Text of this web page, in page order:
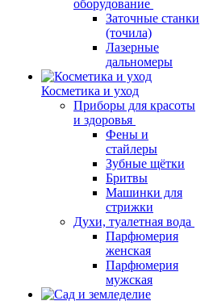
оборудование
Заточные станки
(точила)
Лазерные
дальномеры
Косметика и уход
Приборы для красоты
и здоровья
Фены и
стайлеры
Зубные щётки
Бритвы
Машинки для
стрижки
Духи, туалетная вода
Парфюмерия
женская
Парфюмерия
мужская